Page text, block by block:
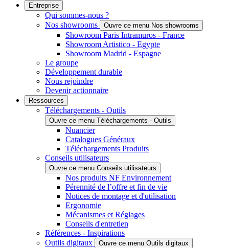
Entreprise
Qui sommes-nous ?
Nos showrooms
Ouvre ce menu Nos showrooms
Showroom Paris Intramuros - France
Showroom Artistico - Egypte
Showroom Madrid - Espagne
Le groupe
Développement durable
Nous rejoindre
Devenir actionnaire
Ressources
Téléchargements - Outils
Ouvre ce menu Téléchargements - Outils
Nuancier
Catalogues Généraux
Téléchargements Produits
Conseils utilisateurs
Ouvre ce menu Conseils utilisateurs
Nos produits NF Environnement
Pérennité de l’offre et fin de vie
Notices de montage et d'utilisation
Ergonomie
Mécanismes et Réglages
Conseils d'entretien
Références - Inspirations
Outils digitaux
Ouvre ce menu Outils digitaux